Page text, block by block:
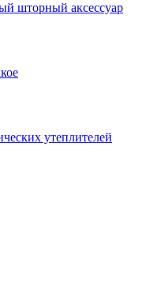
шторный аксессуар
утеплителей